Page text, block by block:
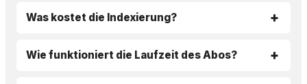
Was kostet die Indexierung?
Wie funktioniert die Laufzeit des Abos?